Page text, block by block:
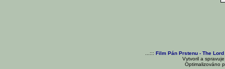
...::: Film Pán Prstenu - The
Vytvoril a
Optimalizováno